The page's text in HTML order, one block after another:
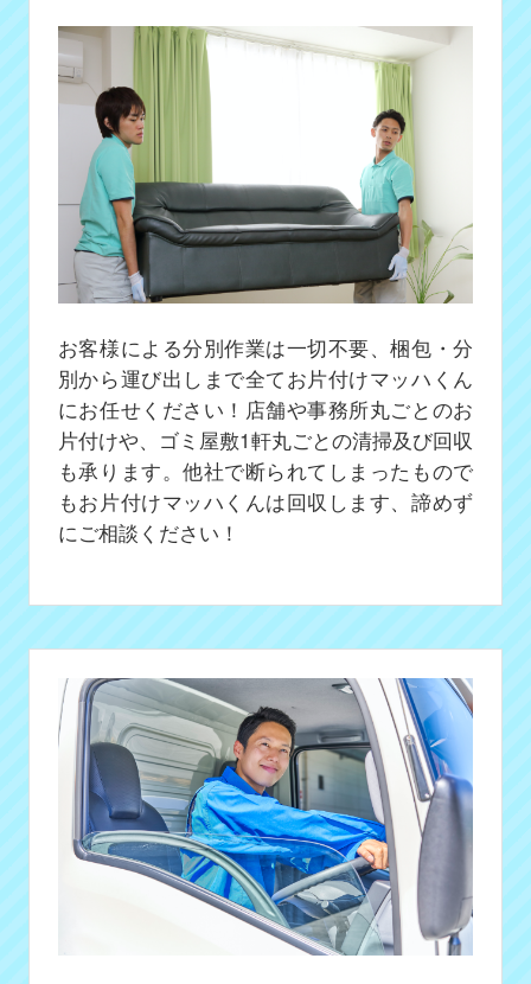
お客様による分別作業は一切不要、梱包・分
別から運び出しまで全てお片付けマッハくん
にお任せください！店舗や事務所丸ごとのお
片付けや、ゴミ屋敷1軒丸ごとの清掃及び回収
も承ります。他社で断られてしまったもので
もお片付けマッハくんは回収します、諦めず
にご相談ください！